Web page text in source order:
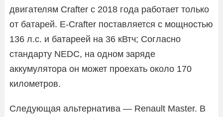
двигателям Crafter с 2018 года работает только
от батарей. E-Crafter поставляется с мощностью
136 л.с. и батареей на 36 кВтч; Согласно
стандарту NEDC, на одном заряде
аккумулятора он может проехать около 170
километров.
Следующая альтернатива — Renault Master. В